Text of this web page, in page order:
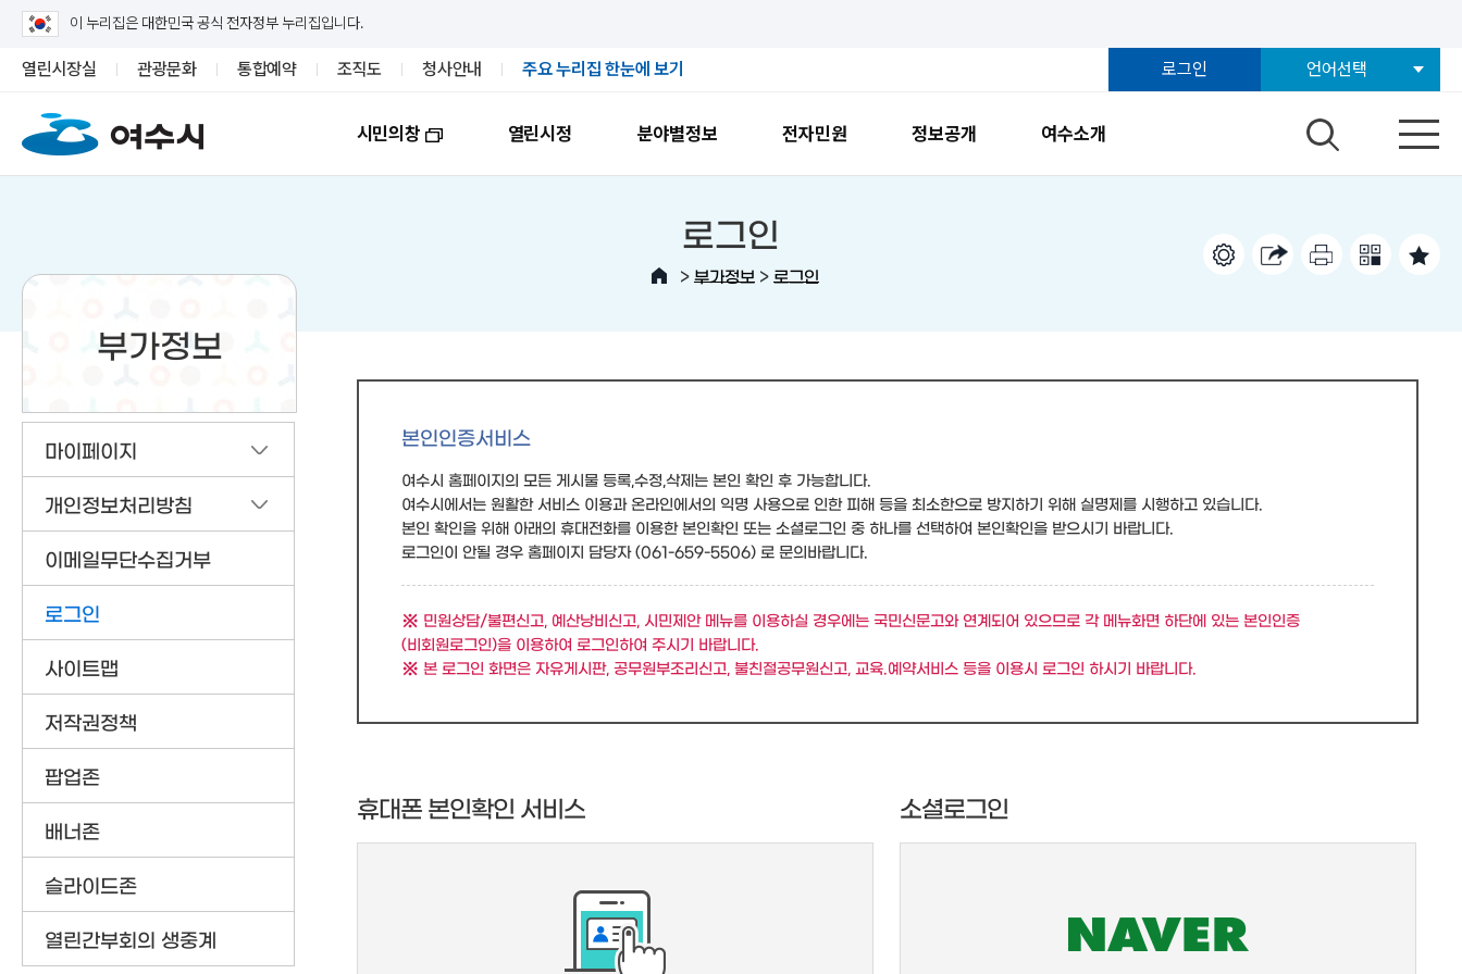
이 누리집은 대한민국 공식 전자정부 누리집입니다.
열린시장실 관광문화 통합예약 조직도 청사안내 주요 누리집 한눈에 보기 로그인 언어선택
시민의창 열린시정 분야별정보 전자민원 정보공개 여수소개
부가정보
마이페이지
개인정보처리방침
이메일무단수집거부
로그인
사이트맵
저작권정책
팝업존
배너존
슬라이드존
열린간부회의 생중계
로그인
> 부가정보 > 로그인
본인인증서비스
여수시 홈페이지의 모든 게시물 등록,수정,삭제는 본인 확인 후 가능합니다.
여수시에서는 원활한 서비스 이용과 온라인에서의 익명 사용으로 인한 피해 등을 최소한으로 방지하기 위해 실명제를 시행하고 있습니다.
본인 확인을 위해 아래의 휴대전화를 이용한 본인확인 또는 소셜로그인 중 하나를 선택하여 본인확인을 받으시기 바랍니다.
로그인이 안될 경우 홈페이지 담당자 (061-659-5506) 로 문의바랍니다.
민원상담/불편신고, 예산낭비신고, 시민제안 메뉴를 이용하실 경우에는 국민신문고와 연계되어 있으므로 각 메뉴화면 하단에 있는 본인인증
(비회원로그인)을 이용하여 로그인하여 주시기 바랍니다.
본 로그인 화면은 자유게시판, 공무원부조리신고, 불친절공무원신고, 교육.예약서비스 등을 이용시 로그인 하시기 바랍니다.
휴대폰 본인확인 서비스 소셜로그인